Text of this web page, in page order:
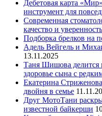
Дебетовая карта
инструмент для
Современная
качество и
Подборка брелков на
Адель Вейгель и
13.11.2025
Таня Шишова делится
здоровье сына с
Екатерина
двойня в семье
Друг МотоТани
известной байкерши